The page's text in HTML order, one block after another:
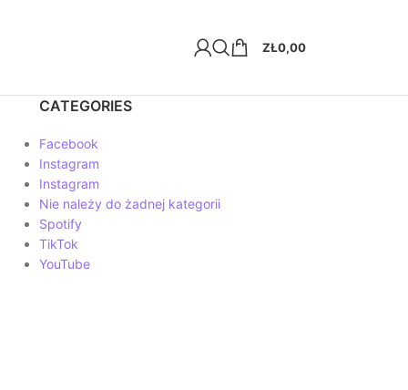
ZŁ0,00
CATEGORIES
Facebook
Instagram
Instagram
Nie należy do żadnej kategorii
Spotify
TikTok
YouTube